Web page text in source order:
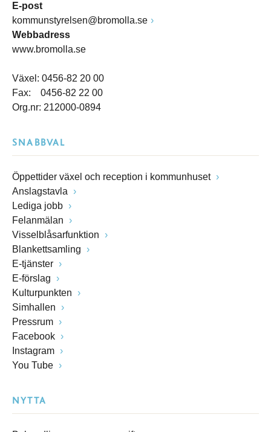
E-post
kommunstyrelsen@bromolla.se
Webbadress
www.bromolla.se
Växel: 0456-82 20 00
Fax: 0456-82 22 00
Org.nr: 212000-0894
SNABBVAL
Öppettider växel och reception i kommunhuset
Anslagstavla
Lediga jobb
Felanmälan
Visselblåsarfunktion
Blankettsamling
E-tjänster
E-förslag
Kulturpunkten
Simhallen
Pressrum
Facebook
Instagram
You Tube
NYTTA